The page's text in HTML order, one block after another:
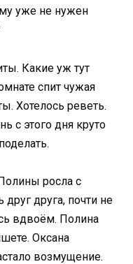
уже не нужен
Какие уж тут
спит чужая
Хотелось реветь.
с этого дня круто
росла с
друга, почти не
вдвоём. Полина
Оксана
возмущение.